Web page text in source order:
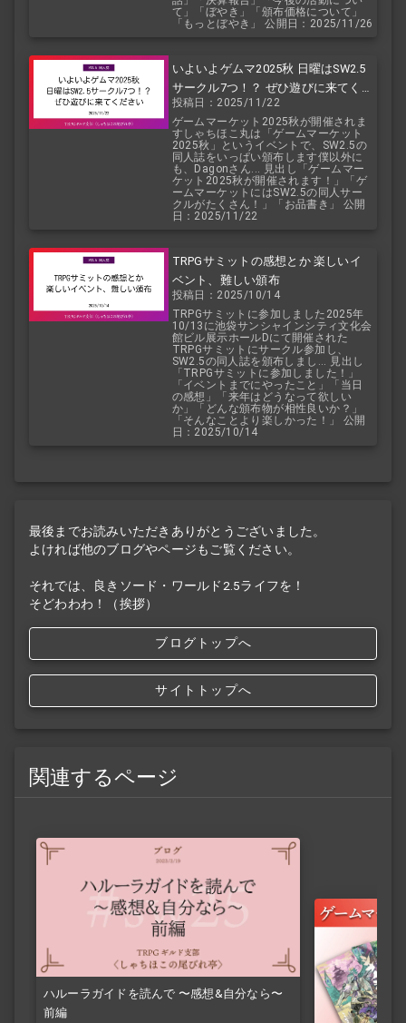
て」「ぼやき」「頒布価格について」
「もっとぼやき」 公開日：2025/11/26
いよいよゲムマ2025秋 日曜はSW2.5
サークル7つ！？ ぜひ遊びに来てくだ
さい
投稿日：2025/11/22
ゲームマーケット2025秋が開催されま
すしゃちほこ丸は「ゲームマーケット
2025秋」というイベントで、SW2.5の
同人誌をいっぱい頒布します僕以外に
も、Dagonさん... 見出し「ゲームマー
ケット2025秋が開催されます！」「ゲ
ームマーケットにはSW2.5の同人サー
クルがたくさん！」「お品書き」 公開
日：2025/11/22
TRPGサミットの感想とか 楽しいイ
ベント、難しい頒布
投稿日：2025/10/14
TRPGサミットに参加しました2025年
10/13に池袋サンシャインシティ文化会
館ビル展示ホールDにて開催された
TRPGサミットにサークル参加し、
SW2.5の同人誌を頒布しまし... 見出し
「TRPGサミットに参加しました！」
「イベントまでにやったこと」「当日
の感想」「来年はどうなって欲しい
か」「どんな頒布物が相性良いか？」
「そんなことより楽しかった！」 公開
日：2025/10/14
最後までお読みいただきありがとうございました。
よければ他のブログやページもご覧ください。
それでは、良きソード・ワールド2.5ライフを！
そどわわわ！（挨拶）
ブログトップへ
サイトトップへ
関連するページ
ハルーラガイドを読んで 〜感想&自分なら〜
前編